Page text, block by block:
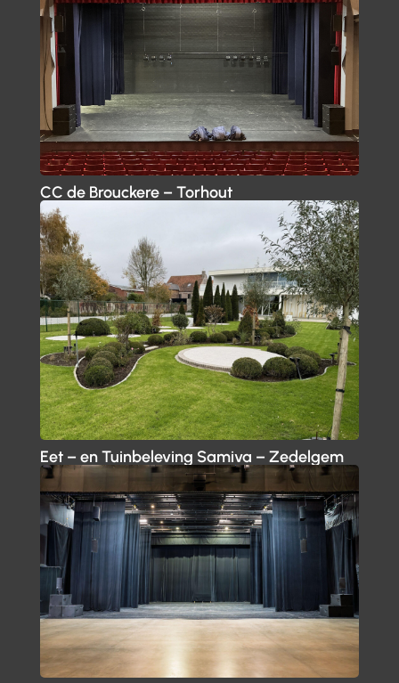
CC de Brouckere – Torhout
Eet – en Tuinbeleving Samiva – Zedelgem